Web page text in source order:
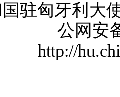
驻匈牙利大
公网安
http://